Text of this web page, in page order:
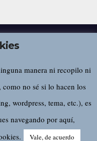
Newsupde Themeansar
manera ni recopilo ni
no sé si lo hacen los
wordpress, tema, etc.), es
navegando por aquí,
Vale, de acuerdo